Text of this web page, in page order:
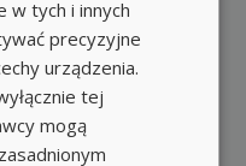
w tych i innych
precyzyjne
urządzenia.
tej
mogą